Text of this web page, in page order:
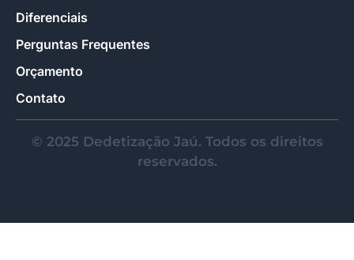
Diferenciais
Perguntas Frequentes
Orçamento
Contato
© 2025 Dedetização Jaú. Todos os direitos
reservados.